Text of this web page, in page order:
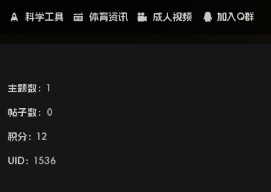
科学工具 体育资讯 成人视频 加入Q群
主题数： 1
帖子数： 0
积分： 12
UID： 1536